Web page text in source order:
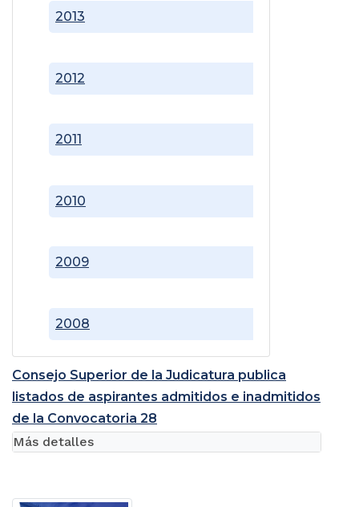
2008
2009
2010
2011
2012
2013
Consejo Superior de la Judicatura publica
listados de aspirantes admitidos e inadmitidos
de la Convocatoria 28
Más detalles